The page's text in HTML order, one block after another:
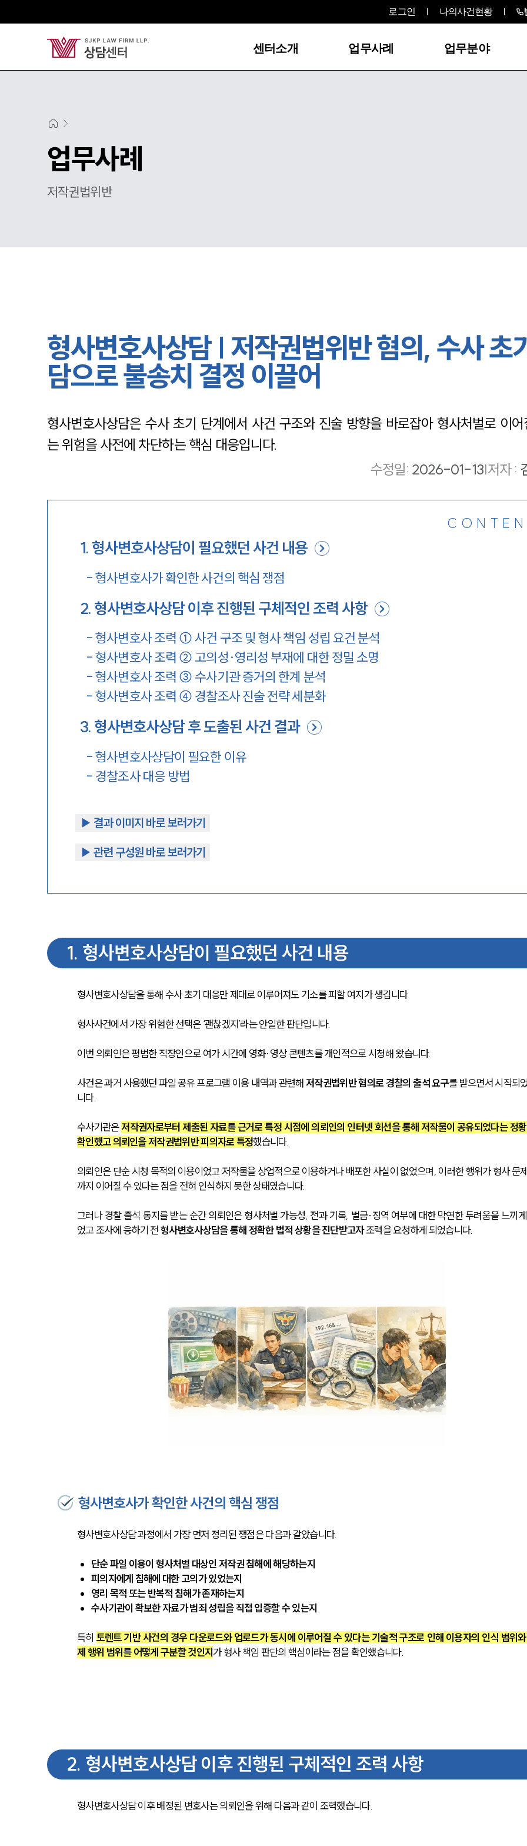
로그인 나의사건현황
센터소개 업무사례 업무분야
업무사례
저작권법위반
형사변호사상담 | 저작권법위반 혐의, 수사 초
담으로 불송치 결정 이끌어
형사변호사상담은 수사 초기 단계에서 사건 구조와 진술 방향을 바로잡아 형사처벌로 이
는 위험을 사전에 차단하는 핵심 대응입니다.
수정일: 2026-01-13|저자 :
1. 형사변호사상담이 필요했던 사건 내용
-형사변호사가 확인한 사건의 핵심 쟁점
2. 형사변호사상담 이후 진행된 구체적인 조력 사항
-형사변호사 조력 ① 사건 구조 및 형사 책임 성립 요건 분석
-형사변호사 조력 ② 고의성·영리성 부재에 대한 정밀 소명
-형사변호사 조력 ③ 수사기관 증거의 한계 분석
-형사변호사 조력 ④ 경찰조사 진술 전략 세분화
3. 형사변호사상담 후 도출된 사건 결과
-형사변호사상담이 필요한 이유
- 경찰조사 대응 방법
▶︎ 결과 이미지 바로 보러가기
▶︎ 관련 구성원 바로 보러가기
1. 형사변호사상담이 필요했던 사건 내용
형사변호사상담을 통해 수사 초기 대응만 제대로 이루어져도 기소를 피할 여지가 생깁니다.
형사사건에서 가장 위험한 선택은 ‘괜찮겠지’라는 안일한 판단입니다.
이번 의뢰인은 평범한 직장인으로 여가 시간에 영화·영상 콘텐츠를 개인적으로 시청해 왔습니다.
사건은 과거 사용했던 파일 공유 프로그램 이용 내역과 관련해 저작권법위반 혐의로 경찰의 출석 요구를 받으면서 시작되
니다.
수사기관은 저작권자로부터 제출된 자료를 근거로 특정 시점에 의뢰인의 인터넷 회선을 통해 저작물이 공유되었다는 정
확인했고 의뢰인을 저작권법위반 피의자로 특정했습니다.
의뢰인은 단순 시청 목적의 이용이었고 저작물을 상업적으로 이용하거나 배포한 사실이 없었으며, 이러한 행위가 형사 문
까지 이어질 수 있다는 점을 전혀 인식하지 못한 상태였습니다.
그러나 경찰 출석 통지를 받는 순간 의뢰인은 형사처벌 가능성, 전과 기록, 벌금·징역 여부에 대한 막연한 두려움을 느끼
었고 조사에 응하기 전 형사변호사상담을 통해 정확한 법적 상황을 진단받고자 조력을 요청하게 되었습니다.
형사변호사가 확인한 사건의 핵심 쟁점
형사변호사상담 과정에서 가장 먼저 정리된 쟁점은 다음과 같았습니다.
단순 파일 이용이 형사처벌 대상인 저작권 침해에 해당하는지
피의자에게 침해에 대한 고의가 있었는지
영리 목적 또는 반복적 침해가 존재하는지
수사기관이 확보한 자료가 범죄 성립을 직접 입증할 수 있는지
특히 토렌트 기반 사건의 경우 다운로드와 업로드가 동시에 이루어질 수 있다는 기술적 구조로 인해 이용자의 인식 범위
제 행위 범위를 어떻게 구분할 것인지가 형사 책임 판단의 핵심이라는 점을 확인했습니다.
2. 형사변호사상담 이후 진행된 구체적인 조력 사항
형사변호사상담 이후 배정된 변호사는 의뢰인을 위해 다음과 같이 조력했습니다.